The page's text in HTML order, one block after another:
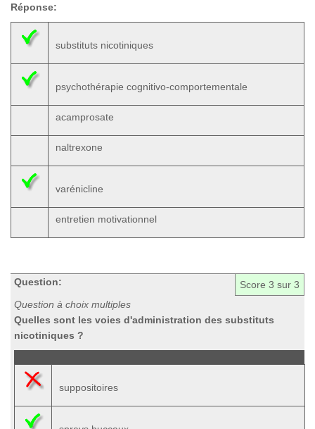
Réponse:
substituts nicotiniques
psychothérapie cognitivo-comportementale
acamprosate
naltrexone
varénicline
entretien motivationnel
Score 3 sur 3
Question:
Question à choix multiples
Quelles sont les voies d'administration des substituts
nicotiniques ?
suppositoires